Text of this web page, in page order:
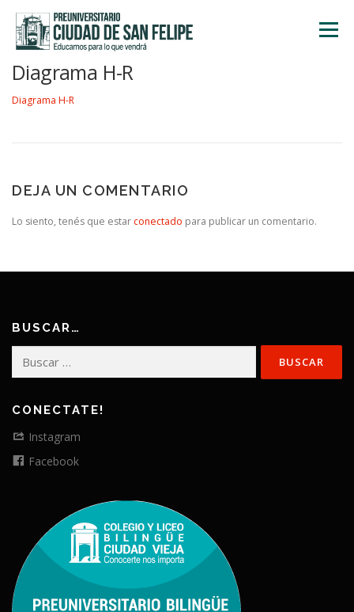
contenido
Menú
Diagrama H-R
Diagrama H-R
DEJA UN COMENTARIO
Lo siento, tenés que estar conectado para publicar un comentario.
BUSCAR…
CONECTATE!
Instagram
Facebook